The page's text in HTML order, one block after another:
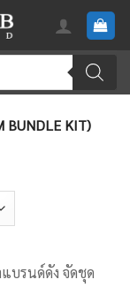
BUNDLE KIT)
บรนด์ดัง จัดชุด